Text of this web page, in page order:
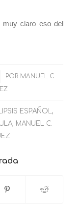
muy claro eso del
POR MANUEL C.
ESPAÑOL,
, MANUEL C.